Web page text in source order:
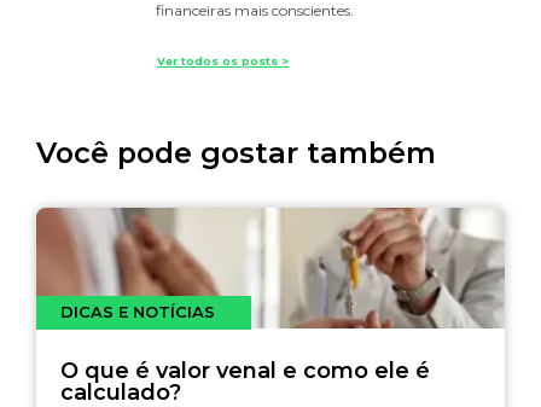
financeiras mais conscientes.
Ver todos os posts >
Você pode gostar também
DICAS E NOTÍCIAS
O que é valor venal e como ele é
calculado?